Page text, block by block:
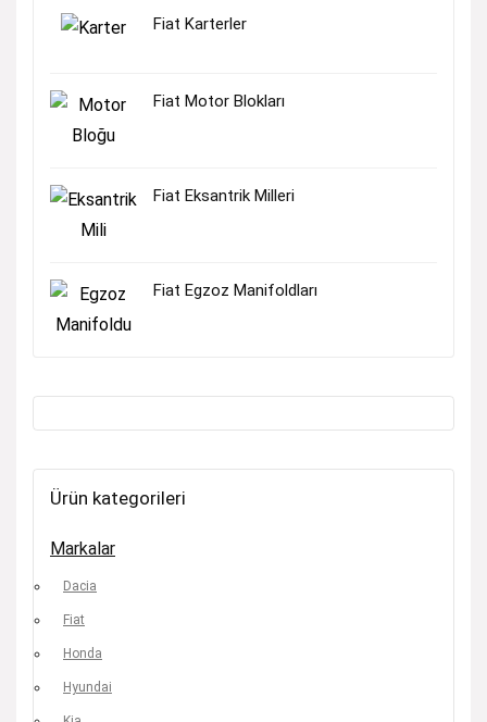
Fiat Karterler
Fiat Motor Blokları
Fiat Eksantrik Milleri
Fiat Egzoz Manifoldları
Ürün kategorileri
Markalar
Dacia
Fiat
Honda
Hyundai